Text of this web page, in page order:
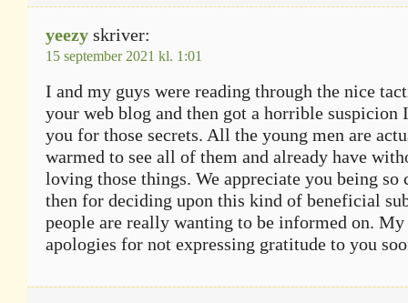
yeezy skriver:
15 september 2021 kl. 1:01
I and my guys were reading through the nice
your web blog and then got a horrible suspicion
you for those secrets. All the young men are
warmed to see all of them and already have
loving those things. We appreciate you being so
then for deciding upon this kind of beneficial
people are really wanting to be informed on.
apologies for not expressing gratitude to you